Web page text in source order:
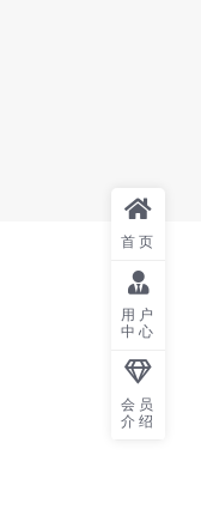
首页
用户
中心
会员
介绍